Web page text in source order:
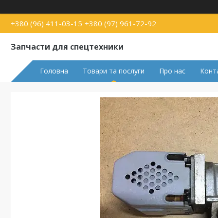
+380 (96) 411-03-15 +380 (97) 961-72-92
Запчасти для спецтехники
Головна Товари та послуги Про нас